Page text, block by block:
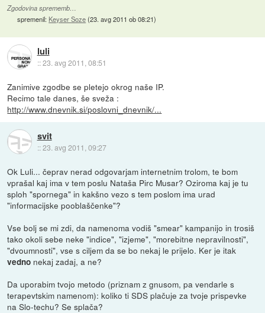
Zgodovina sprememb…
spremenil: Keyser Soze(23. avg 2011 ob 08:21)
luli
::23. avg 2011, 08:51
Zanimive zgodbe se pletejo okrog naše IP.
Recimo tale danes, še sveža :
http://www.dnevnik.si/poslovni_dnevnik/...
svit
::23. avg 2011, 09:27
Ok Luli... čeprav nerad odgovarjam internetnim trolom, te bom
vprašal kaj ima v tem poslu Nataša Pirc Musar? Oziroma kaj je tu
sploh "spornega" in kakšno vezo s tem poslom ima urad
"informacijske pooblaščenke"?
Vse bolj se mi zdi, da namenoma vodiš "smear" kampanijo in trosiš
tako okoli sebe neke "indice", "izjeme", "morebitne nepravilnosti",
"dvoumnosti", vse s ciljem da se bo nekaj le prijelo. Ker je itak
vedno nekaj zadaj, a ne?
Da uporabim tvojo metodo (priznam z gnusom, pa vendarle s
terapevtskim namenom): koliko ti SDS plačuje za tvoje prispevke
na Slo-techu? Se splača?